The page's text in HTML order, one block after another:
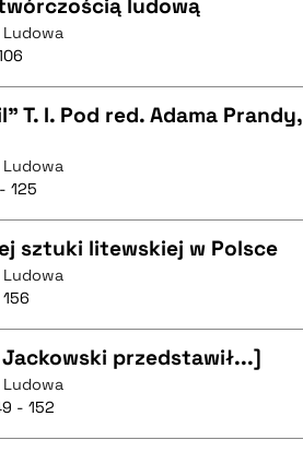
ludową
I. Pod red. Adama Prandy,
125
sztuki litewskiej w Polsce
przedstawił...]
- 152